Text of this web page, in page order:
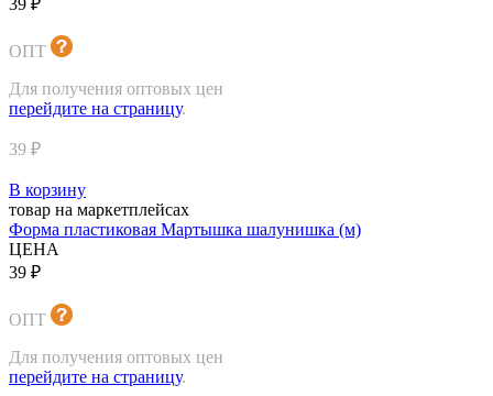
ОПТ
Для получения оптовых цен
перейдите на страницу.
39 ₽
В корзину
товар на маркетплейсах
Форма пластиковая Мартышка шалунишка (м)
ЦЕНА
39 ₽
ОПТ
Для получения оптовых цен
перейдите на страницу.